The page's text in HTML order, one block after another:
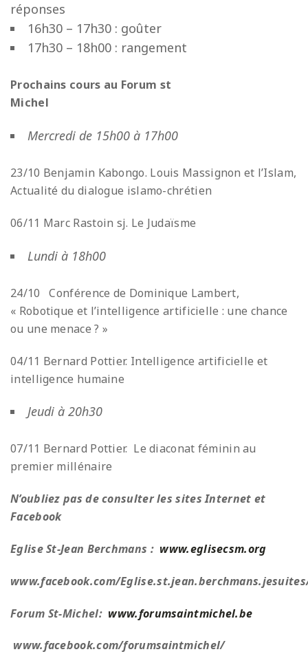
réponses
16h30 – 17h30 : goûter
17h30 – 18h00 : rangement
Prochains cours au Forum st
Michel
Mercredi de 15h00 à 17h00
23/10 Benjamin Kabongo. Louis Massignon et l’Islam,
Actualité du dialogue islamo-chrétien
06/11 Marc Rastoin sj. Le Judaïsme
Lundi à 18h00
24/10 Conférence de Dominique Lambert,
« Robotique et l’intelligence artificielle : une chance
ou une menace ? »
04/11 Bernard Pottier. Intelligence artificielle et
intelligence humaine
Jeudi à 20h30
07/11 Bernard Pottier. Le diaconat féminin au
premier millénaire
N’oubliez pas de consulter les sites Internet et
Facebook
Eglise St-Jean Berchmans : www.eglisecsm.org
www.facebook.com/
Forum St-Michel: www.forumsaintmichel.be
www.facebook.com/forumsaintmichel/